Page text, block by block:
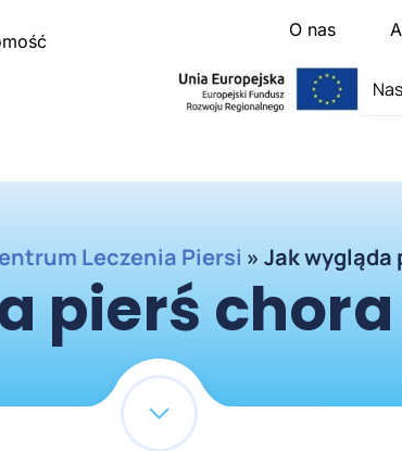
O nas
Leczenia Piersi » Jak wygląda
pierś